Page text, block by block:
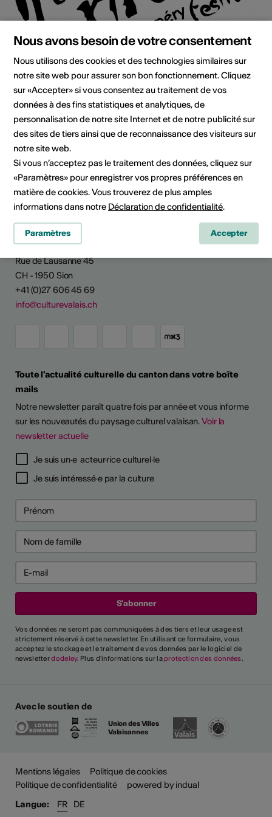
D'ARTISTES
Institution / organisation
Maxi-Rires Festival de Champéry
festival d'humour international
CP 23
1874 Champéry
E-Mail
Site Internet
Planifier un itinéraire
Transports publics
Culture Valais
Rue de Lausanne 45
CH - 1950 Sion
+41 (0)27 606 45 69
info@culturevalais.ch
Toute l'actualité culturelle du canton dans votre boîte
mails
Notre newsletter paraît quatre fois par année et vous informe
sur les nouveautés du paysage culturel valaisan.Voir la
newsletter actuelle
Je suis un·e acteur·rice culturel·le
Je suis intéressé·e par la culture
Vos données ne seront pas communiquées à des tiers et leur usage est
strictement réservé à cette newsletter. En utilisant ce formulaire, vous
acceptez le stockage et le traitement de vos données par le logiciel de
newsletterdodeley. Plus d'informations sur la protection des données.
Avec le soutien de
Union des Villes
Valaisannes
Mentions légales
Politique de cookies
Politique de confidentialité
powered by indual
Langue:
FR DE
Nous avons besoin de votre consentement
Nous utilisons des cookies et des technologies similaires sur
notre site web pour assurer son bon fonctionnement. Cliquez
sur «Accepter» si vous consentez au traitement de vos
données à des fins statistiques et analytiques, de
personnalisation de notre site Internet et de notre publicité sur
des sites de tiers ainsi que de reconnaissance des visiteurs sur
notre site web.
Si vous n’acceptez pas le traitement des données, cliquez sur
«Paramètres» pour enregistrer vos propres préférences en
matière de cookies. Vous trouverez de plus amples
informations dans notre Déclaration de confidentialité.
Paramètres Accepter